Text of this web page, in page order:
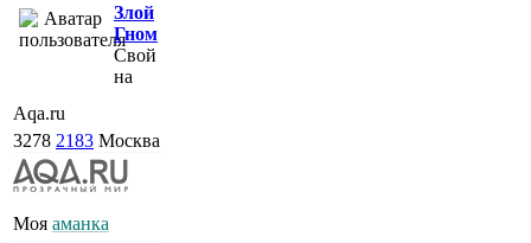
Злой
Гном
Свой
на
Aqa.ru
3278 2183 Москва
Моя аманка